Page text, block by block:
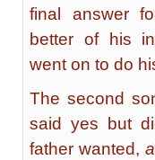
final answer
better of his
went on to do
The second
said yes but
father wanted,